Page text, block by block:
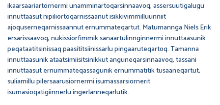
ikaarsaariartornermi unamminartoqarsinnaavoq, assersuutigalugu
innuttaasut nipiliortoqarnissaanut isikkivimmilluunniit
ajoquserneqarnissaannut ernummateqartut. Matumannga Niels Erik
ersarissaavoq, nukissiorfimmik sanaartulinnginnermi innuttaasunik
peqataatitsinissaq paasititsiinissarlu pingaaruteqartoq. Tamanna
innuttaasunik ataatsimiisitsinikkut anguneqarsinnaavoq, tassani
innuttaasut ernummateqassagunik ernummatitik tusaaneqartut,
suliamillu pilersaarusiornermi isumassarsiornerit
isumasioqatigiinnerlu ingerlanneqarlutik.